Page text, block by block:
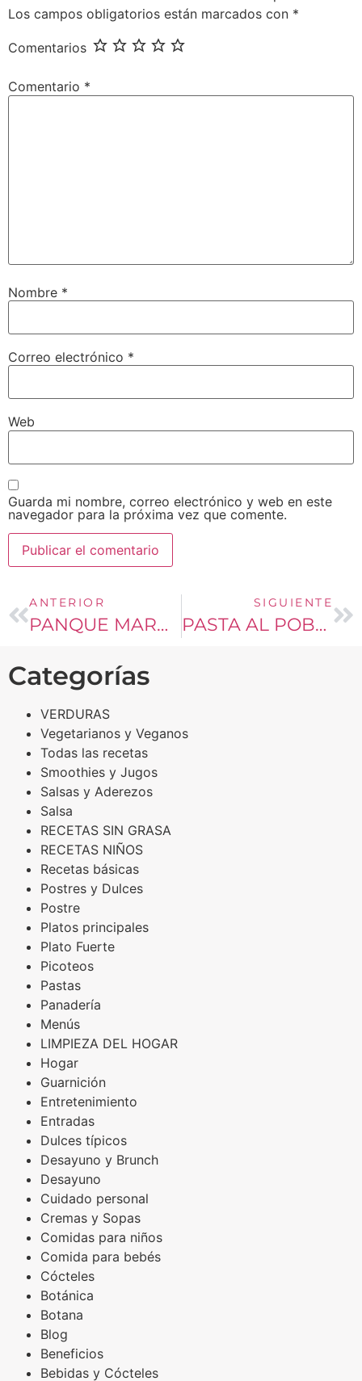
Los campos obligatorios están marcados con *
Comentarios
Comentario *
Nombre *
Correo electrónico *
Web
Guarda mi nombre, correo electrónico y web en este
navegador para la próxima vez que comente.
ANTERIOR
PANQUE MARMOLEADO
SIGUIENTE
PASTA AL POBLANO
Categorías
VERDURAS
Vegetarianos y Veganos
Todas las recetas
Smoothies y Jugos
Salsas y Aderezos
Salsa
RECETAS SIN GRASA
RECETAS NIÑOS
Recetas básicas
Postres y Dulces
Postre
Platos principales
Plato Fuerte
Picoteos
Pastas
Panadería
Menús
LIMPIEZA DEL HOGAR
Hogar
Guarnición
Entretenimiento
Entradas
Dulces típicos
Desayuno y Brunch
Desayuno
Cuidado personal
Cremas y Sopas
Comidas para niños
Comida para bebés
Cócteles
Botánica
Botana
Blog
Beneficios
Bebidas y Cócteles